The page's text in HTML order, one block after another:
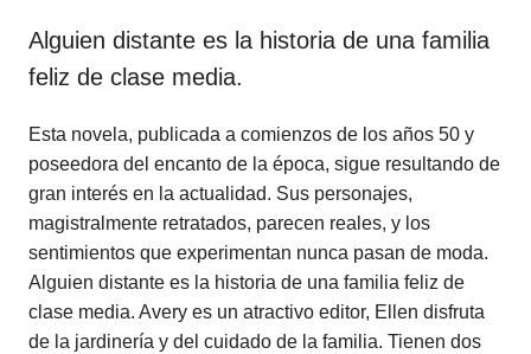
Alguien distante es la historia de una familia
feliz de clase media.
Esta novela, publicada a comienzos de los años 50 y
poseedora del encanto de la época, sigue resultando de
gran interés en la actualidad. Sus personajes,
magistralmente retratados, parecen reales, y los
sentimientos que experimentan nunca pasan de moda.
Alguien distante es la historia de una familia feliz de
clase media. Avery es un atractivo editor, Ellen disfruta
de la jardinería y del cuidado de la familia. Tienen dos